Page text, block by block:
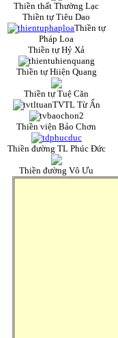
Thiền thất Thường Lạc
Thiền tự Tiêu Dao
Thiền tự
Pháp Loa
Thiền tự Hỷ Xả
Thiền tự Hiiện Quang
Thiền tự Tuệ Căn
TVTL Từ Ấn
Thiền viện Bảo Chơn
Thiền đường TL Phúc Đức
Thiền đường Vô Ưu